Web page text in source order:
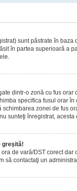
sunt păstrate în baza
în partea superioară a
dintr-o zonă cu fus orar
specifica fusul orar
zonei de fus
sunteţi înregistrat, acesta
greşită!
de vară/DST corect
să contactaţi un